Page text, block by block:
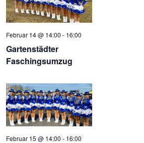
Gartenstädter
Faschingsumzug
Februar 14 @ 14:00 - 16:00
Februar 15 @ 14:00 - 16:00